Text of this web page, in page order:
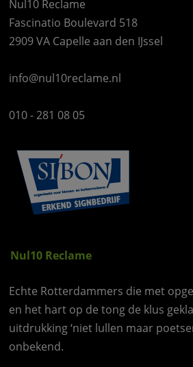
Nul10 Reclame
Fascinatio Boulevard 518
2909 VA Capelle aan den IJssel
info@nul10reclame.nl
010 - 281 08 05
Nul10 Reclame
Echte Rotterdammers die met
en het hart op de tong de klus
uitdrukking ‘niet lullen maar
onbekend.